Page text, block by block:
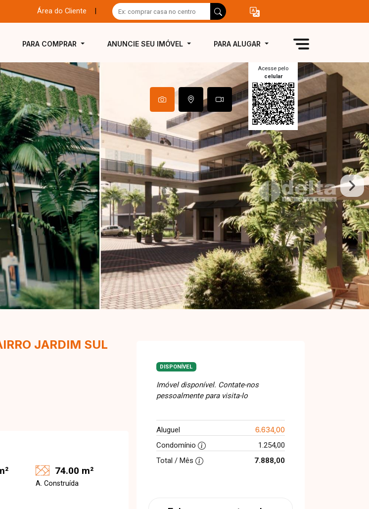
Área do Cliente
PARA COMPRAR ANUNCIE SEU IMÓVEL PARA ALUGAR
Acesse pelo
celular
JARDIM SUL
74.00 m²
A. Construída
DISPONÍVEL
Imóvel disponível. Contate-nos
pessoalmente para visita-lo
Aluguel 6.634,00
Condomínio
1.254,00
Total / Mês
7.888,00